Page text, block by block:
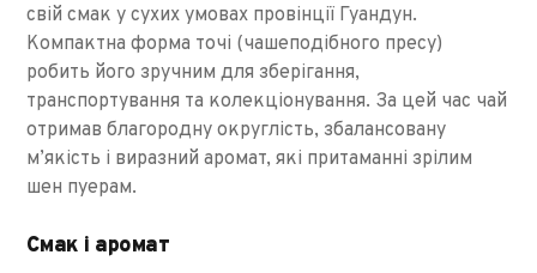
свій смак у сухих умовах провінції Гуандун.
Компактна форма точі (чашеподібного пресу)
робить його зручним для зберігання,
транспортування та колекціонування. За цей час чай
отримав благородну округлість, збалансовану
м’якість і виразний аромат, які притаманні зрілим
шен пуерам.
Смак і аромат